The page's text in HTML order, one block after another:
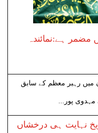
مضمر ہے:نمائندہ
میں رہبر معظم کے سابق
پور...
نہایت ہی درخشاں